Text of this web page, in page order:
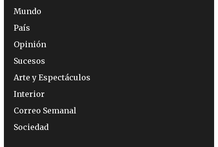
Mundo
País
Opinión
Sucesos
Arte y Espectáculos
Interior
Correo Semanal
Sociedad